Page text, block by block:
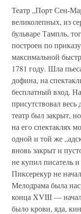
Театр „Порт Сен-
великолепных, из
бульваре Тампль,
построен по
максимальной
1781 году. Шла
дофина, на
бесплатный вход.
присутствовал
театр был закрыт,
на его спектаклях
одной и той же
вновь закрыт и
не купил писатель
Пиксерекур не
Мелодрама была
конца XVIII —
было крови, яда,